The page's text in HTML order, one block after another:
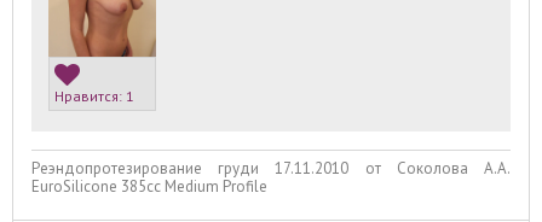
Нравится: 1
Реэндопротезирование груди 17.11.2010 от Соколова А.А.
EuroSilicone 385сс Medium Profile